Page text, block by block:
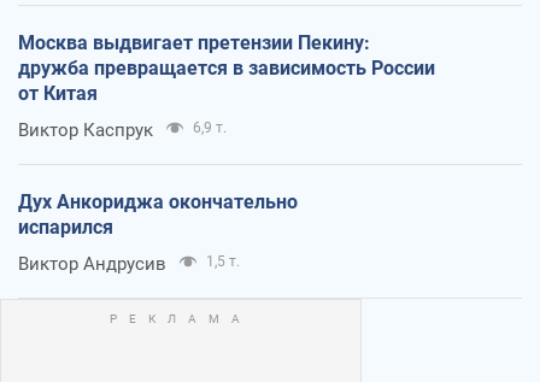
Москва выдвигает претензии Пекину:
дружба превращается в зависимость России
от Китая
Виктор Каспрук 6,9 т.
Дух Анкориджа окончательно
испарился
Виктор Андрусив 1,5 т.